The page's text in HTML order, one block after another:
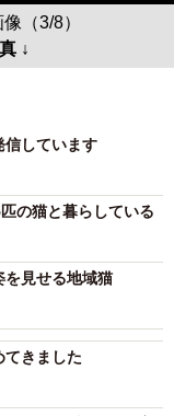
（3/8）
↓
信しています
の猫と暮らしている
を見せる地域猫
てきました